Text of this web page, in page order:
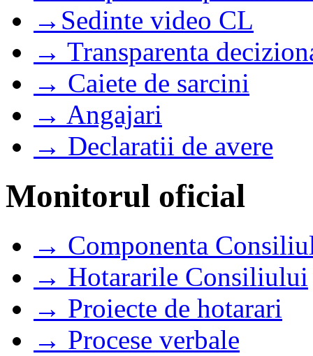
→Sedinte video CL
→ Transparenta
→ Caiete de sarcini
→ Angajari
→ Declaratii de avere
Monitorul oficial
→ Componenta
→ Hotararile Consiliului
→ Proiecte de hotarari
→ Procese verbale